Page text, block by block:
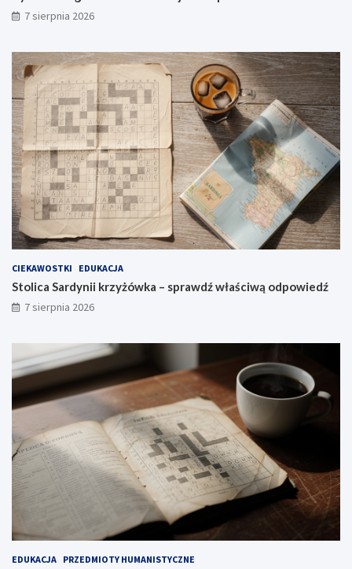
7 sierpnia 2026
CIEKAWOSTKI EDUKACJA
Stolica Sardynii krzyżówka – sprawdź właściwą odpowiedź
7 sierpnia 2026
EDUKACJA PRZEDMIOTY HUMANISTYCZNE